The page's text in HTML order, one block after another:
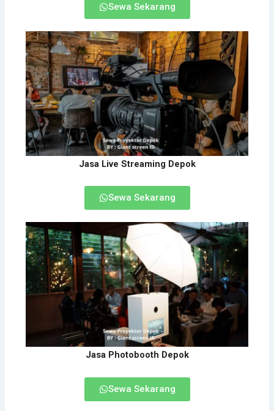
Sewa Sekarang
Jasa Live Streaming Depok
Sewa Sekarang
Jasa Photobooth Depok
Sewa Sekarang